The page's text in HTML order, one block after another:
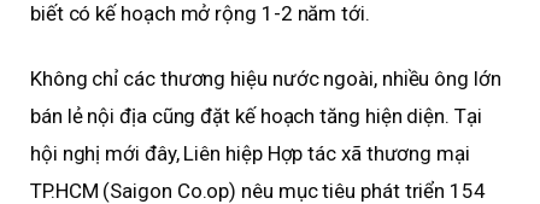
biết có kế hoạch mở rộng 1-2 năm tới.
Không chỉ các thương hiệu nước ngoài, nhiều ông lớn
bán lẻ nội địa cũng đặt kế hoạch tăng hiện diện. Tại
hội nghị mới đây, Liên hiệp Hợp tác xã thương mại
TP.HCM (Saigon Co.op) nêu mục tiêu phát triển 154